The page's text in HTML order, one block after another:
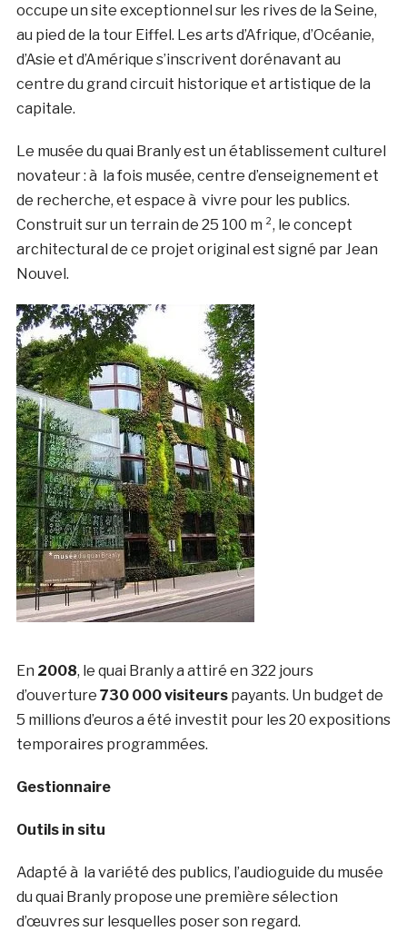
occupe un site exceptionnel sur les rives de la Seine,
au pied de la tour Eiffel. Les arts d’Afrique, d’Océanie,
d’Asie et d’Amérique s’inscrivent dorénavant au
centre du grand circuit historique et artistique de la
capitale.
Le musée du quai Branly est un établissement culturel
novateur : à la fois musée, centre d’enseignement et
de recherche, et espace à vivre pour les publics.
Construit sur un terrain de 25 100 m ², le concept
architectural de ce projet original est signé par Jean
Nouvel.
En 2008, le quai Branly a attiré en 322 jours
d’ouverture 730 000 visiteurs payants. Un budget de
5 millions d’euros a été investit pour les 20 expositions
temporaires programmées.
Gestionnaire
Outils in situ
Adapté à la variété des publics, l’audioguide du musée
du quai Branly propose une première sélection
d’œuvres sur lesquelles poser son regard.